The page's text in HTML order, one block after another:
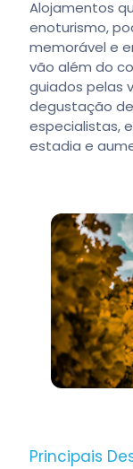
Alojamentos
enoturismo,
memorável e
vão além do
guiados pelas
degustação
especialistas,
estadia e
Principais